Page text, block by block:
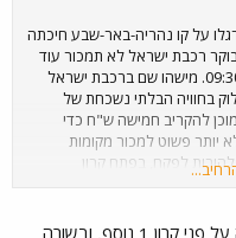
על קו נהריה-באר-שבע חיכתה
רכבת ישראל לא תמכור עוד
מקומות שמורים בימי ראשון עד לשעה 09:30. מישהו שם ברכבת ישראל
בחוויה הבלתי נשכחת של
להקריב חמישה ש"ח כדי
יותר פשוט למכור מקומות
לפקח, בפתח קרון
המושבים הפנויים בקרון - בדיוק
שינה דעתו ומוכן בכל להיפרד
ינוצלו המושבים בקרון
ככה כל אותו עומס של אנשים יתחלק על פני קרון 1 נוסף, ובשורה